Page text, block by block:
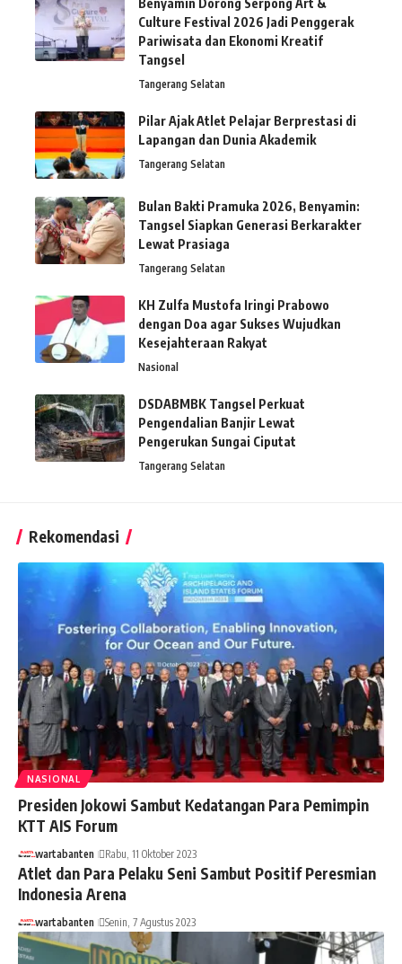
Benyamin Dorong Serpong Art &
Culture Festival 2026 Jadi Penggerak
Pariwisata dan Ekonomi Kreatif
Tangsel
Tangerang Selatan
Pilar Ajak Atlet Pelajar Berprestasi di
Lapangan dan Dunia Akademik
Tangerang Selatan
Bulan Bakti Pramuka 2026, Benyamin:
Tangsel Siapkan Generasi Berkarakter
Lewat Prasiaga
Tangerang Selatan
KH Zulfa Mustofa Iringi Prabowo
dengan Doa agar Sukses Wujudkan
Kesejahteraan Rakyat
Nasional
DSDABMBK Tangsel Perkuat
Pengendalian Banjir Lewat
Pengerukan Sungai Ciputat
Tangerang Selatan
Rekomendasi
NASIONAL
Presiden Jokowi Sambut Kedatangan Para Pemimpin
KTT AIS Forum
wartabanten Rabu, 11 Oktober 2023
Atlet dan Para Pelaku Seni Sambut Positif Peresmian
Indonesia Arena
wartabanten Senin, 7 Agustus 2023